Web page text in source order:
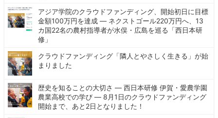
アジア学院のクラウドファンディング、開始初日に目標
金額100万円を達成 ― ネクストゴール220万円へ、13
カ国22名の農村指導者が水俣・広島を巡る「西日本研
修」
クラウドファンディング「隣人とやさしく生きる」が始
まりました
歴史を知ることの大切さ ― 西日本研修 伊賀・愛農学園
農業高校での学び ― 8月1日のクラウドファンディング
開始まで、あと2日となりました！